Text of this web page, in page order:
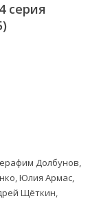
серия
Долбунов,
Юлия Армас,
Щёткин,